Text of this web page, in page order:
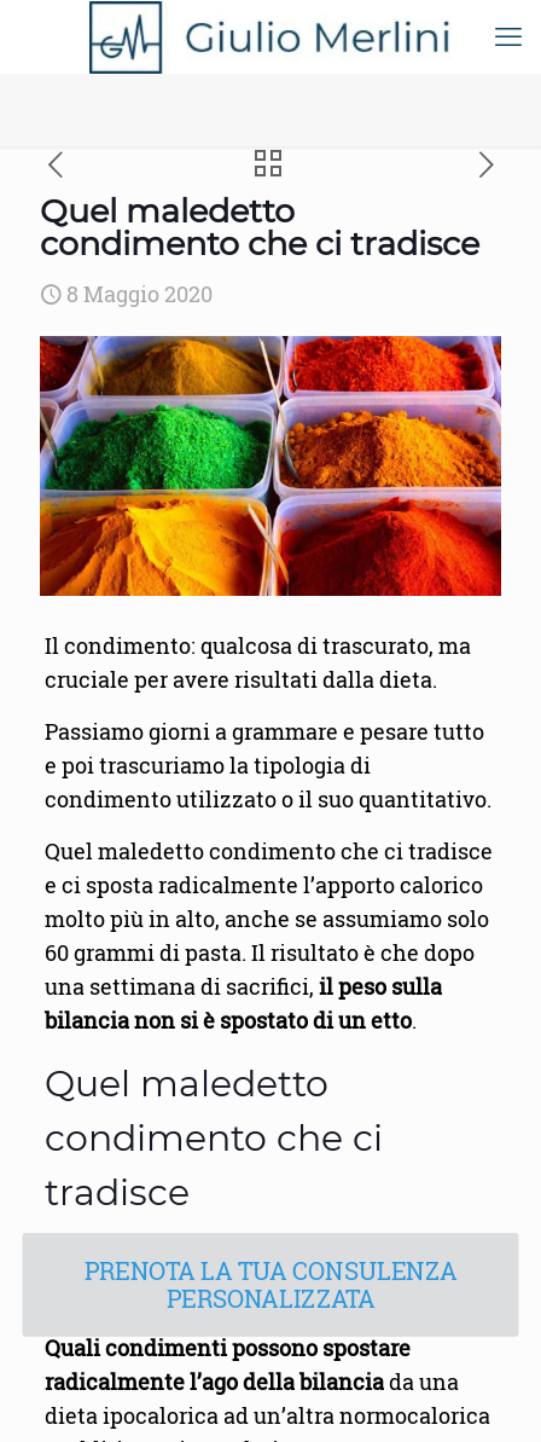
Quel maledetto
condimento che ci tradisce
8 Maggio 2020
Il condimento: qualcosa di trascurato, ma
cruciale per avere risultati dalla dieta.
Passiamo giorni a grammare e pesare tutto
e poi trascuriamo la tipologia di
condimento utilizzato o il suo quantitativo.
Quel maledetto condimento che ci tradisce
e ci sposta radicalmente l’apporto calorico
molto più in alto, anche se assumiamo solo
60 grammi di pasta. Il risultato è che dopo
una settimana di sacrifici, il peso sulla
bilancia non si è spostato di un etto.
Quel maledetto
condimento che ci
tradisce
PRENOTA LA TUA CONSULENZA
PERSONALIZZATA
Quali condimenti possono spostare
radicalmente l’ago della bilanciada una
dieta ipocalorica ad un’altra normocalorica